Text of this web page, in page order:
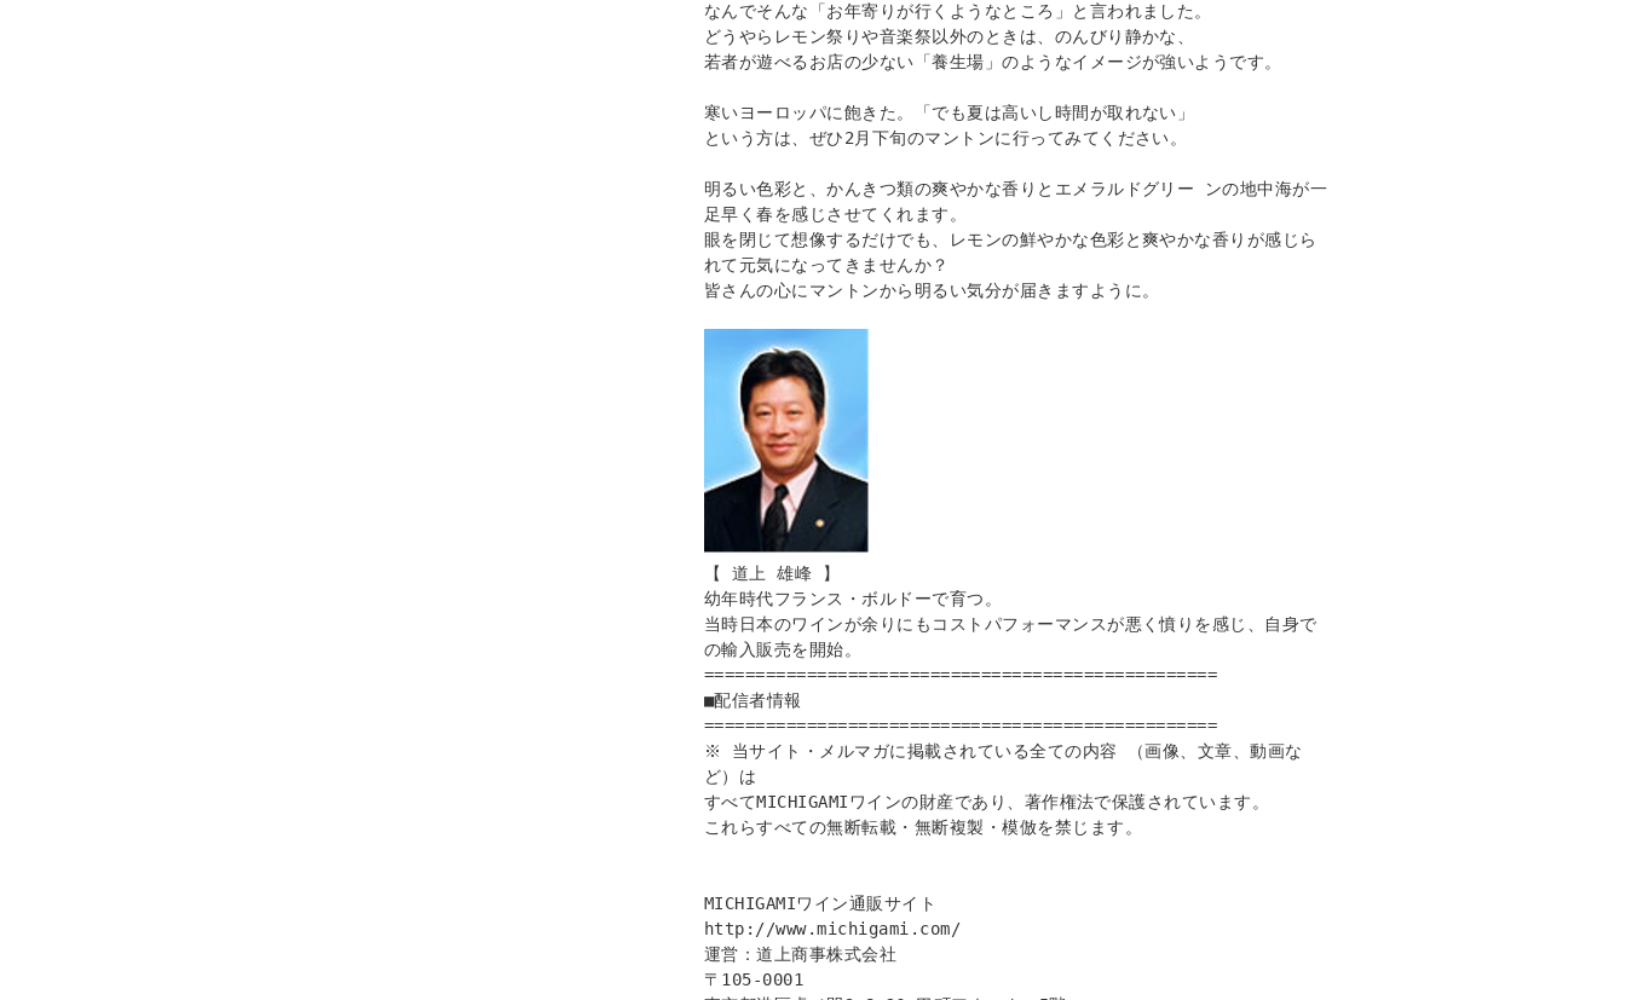
なんでそんな「お年寄りが行くようなところ」と言われました。
どうやらレモン祭りや音楽祭以外のときは、のんびり静かな、
若者が遊べるお店の少ない「養生場」のようなイメージが強いようです。
寒いヨーロッパに飽きた。「でも夏は高いし時間が取れない」
という方は、ぜひ2月下旬のマントンに行ってみてください。
明るい色彩と、かんきつ類の爽やかな香りとエメラルドグリー ンの地中海が一
足早く春を感じさせてくれます。
眼を閉じて想像するだけでも、レモンの鮮やかな色彩と爽やかな香りが感じら
れて元気になってきませんか？
皆さんの心にマントンから明るい気分が届きますように。
【 道上 雄峰 】
幼年時代フランス・ボルドーで育つ。
当時日本のワインが余りにもコストパフォーマンスが悪く憤りを感じ、自身で
の輸入販売を開始。
==================================================
■配信者情報
==================================================
※ 当サイト・メルマガに掲載されている全ての内容 （画像、文章、動画な
ど）は
すべてMICHIGAMIワインの財産であり、著作権法で保護されています。
これらすべての無断転載・無断複製・模倣を禁じます。
MICHIGAMIワイン通販サイト
http://www.michigami.com/
運営：道上商事株式会社
〒105-0001